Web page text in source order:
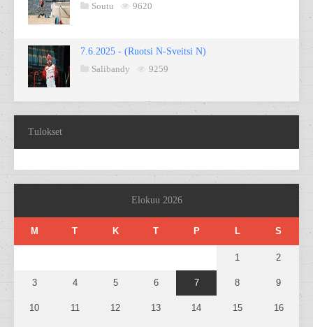
Soutu
9620
7.6.2025 - (Ruotsi N-Sveitsi N)
Salibandy
9259
Tulokset
Elokuu 2026
M T K T P L S
1 2
3 4 5 6 7 8 9
10 11 12 13 14 15 16